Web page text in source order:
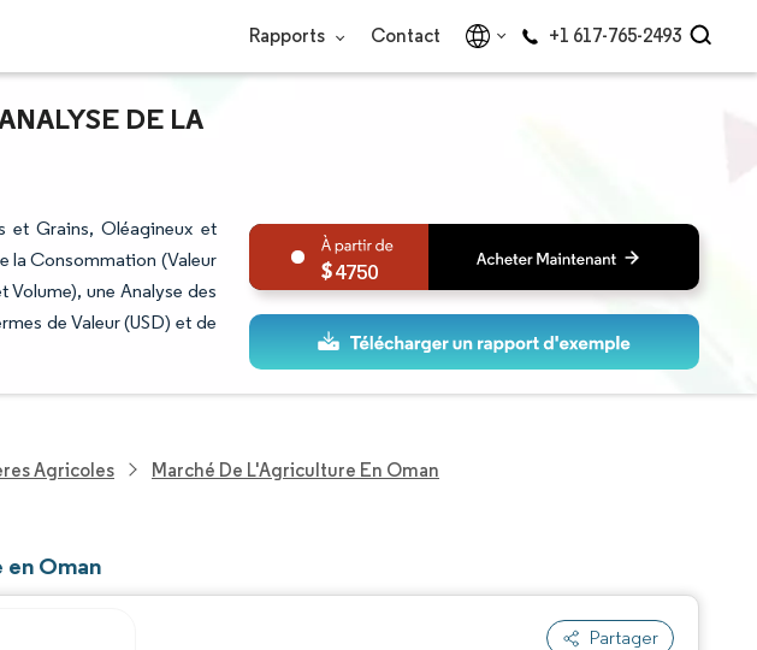
Rapports Contact +1 617-765-2493
DE LA
et Grains, Oléagineux et
la Consommation (Valeur
Volume), une Analyse des
de Valeur (USD) et de
4750
Agricoles Marché De L'Agriculture En Oman
Oman
Partager